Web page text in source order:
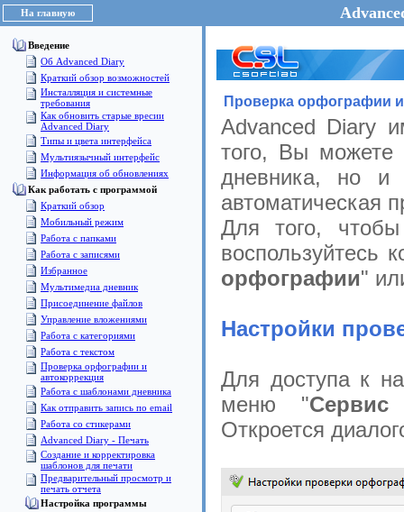
На главную
Введение
Об Advanced Diary
Краткий обзор возможностей
Инсталляция и системные
требования
Как обновить старые вресии
Advanced Diary
Типы и цвета интерфейса
Мультиязычный интерфейс
Информация об обновлениях
Как работать с программой
Краткий обзор
Мобильный режим
Работа с папками
Работа с записями
Избранное
Мультимедиа дневник
Присоединение файлов
Управление вложениями
Работа с категориями
Работа с текстом
Проверка орфографии и
автокоррекция
Работа с шаблонами дневника
Как отправить запись по email
Работа со стикерами
Advanced Diary - Печать
Создание и корректировка
шаблонов для печати
Предварительный просмотр и
печать отчета
Настройка программы
Проверка орфографии и
Advanced Diary
того, Вы можете
дневника, но и
автоматическая
Для того,
воспользуйтесь
орфографии"
Настройки
Для доступа к
меню "
Откроется